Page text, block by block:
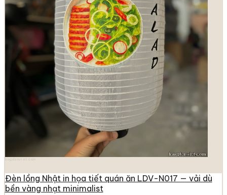
Đèn lồng Nhật in họa tiết quán ăn LDV-N017 — vải dù
bền vàng nhạt minimalist